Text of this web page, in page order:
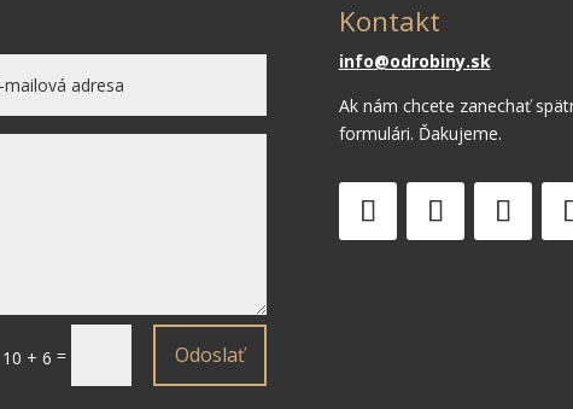
10 + 6 = Odoslať
Kontakt
info@odrobiny.sk
Ak nám chcete zanechať
formulári. Ďakujeme.